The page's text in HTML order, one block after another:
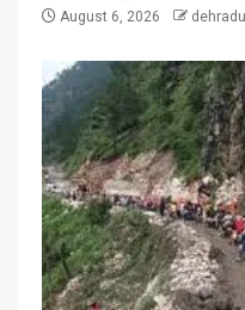
August 6, 2026